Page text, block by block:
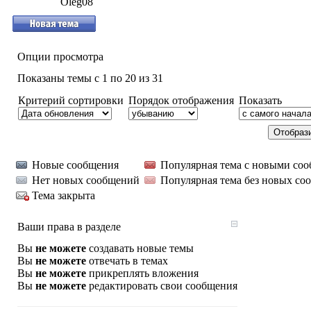
Опции просмотра
Показаны темы с 1 по 20 из 31
Критерий сортировки Порядок отображения Показать
Новые сообщения
Популярная тема с новыми
Нет новых сообщений
Популярная тема без новых
Тема закрыта
Ваши права в разделе
Вы не можете создавать новые темы
Вы не можете отвечать в темах
Вы не можете прикреплять вложения
Вы не можете редактировать свои сообщения